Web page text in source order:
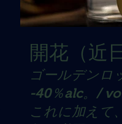
開花（近
ゴールデンロ
-40％alc。/ vol
これに加えて